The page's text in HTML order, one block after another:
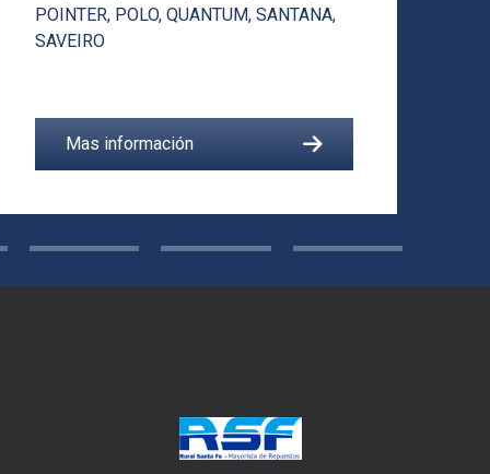
POINTER, POLO, QUANTUM, SANTANA,
SAVEIRO
Mas información